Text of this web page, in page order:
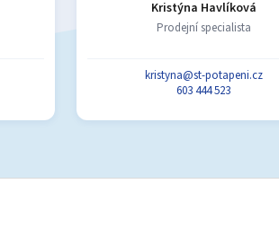
Kristýna Havlíková
Prodejní specialista
kristyna@st-potapeni.cz
603 444 523